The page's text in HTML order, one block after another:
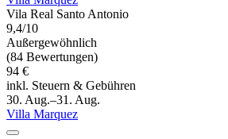
Vila Real Santo Antonio
9,4/10
Außergewöhnlich
(84 Bewertungen)
94 €
inkl. Steuern & Gebühren
30. Aug.–31. Aug.
Villa Marquez